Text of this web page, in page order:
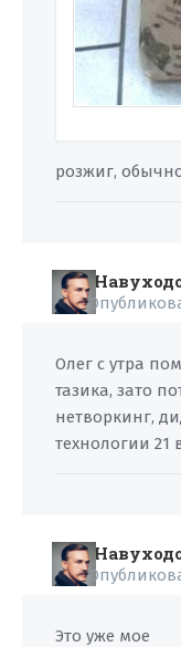
розжиг,
Олег с утра
тазика, зато
нетворкинг,
технологии 21
Это уже мое